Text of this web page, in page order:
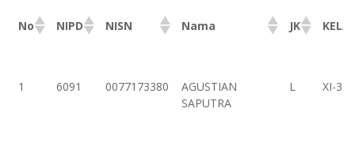
No NIPD NISN Nama JK
No NIPD NISN Nama JK
1 6091 0077173380
AGUSTIAN
SAPUTRA
L XI-3